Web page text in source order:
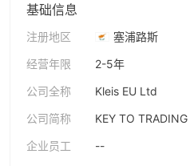
基础信息
注册地区
塞浦路斯
经营年限
2-5年
公司全称
Kleis EU Ltd
公司简称
KEY TO TRADING
企业员工
--